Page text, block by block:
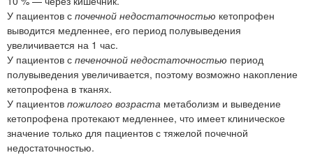
У пациентов с почечной недостаточностью кетопрофен
выводится медленнее, его период полувыведения
увеличивается на 1 час.
У пациентов с печеночной недостаточностью период
полувыведения увеличивается, поэтому возможно накопление
кетопрофена в тканях.
У пациентов пожилого возраста метаболизм и выведение
кетопрофена протекают медленнее, что имеет клиническое
значение только для пациентов с тяжелой почечной
недостаточностью.